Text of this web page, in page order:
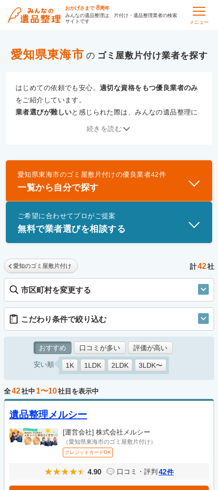
おかげさまで 8周年
みんなの遺品整理は、片付け・遺品整理業者の検索
サイトです
メニュー
愛知県東海市 の ゴミ屋敷片付け
はじめての依頼でも安心。適切な資格をもつ優良業者のみ
をご紹介しています。
業者選びが難しいと感じられた際は、みんなの遺品整理に
優良業者とは
一般財団法人遺品整理認定協会、および一般社団法
士」資格を持つ事業者のみ掲載しています。
続きを読む
愛知県東海市のゴミ屋敷片付けの優良業者42件
一覧から自分で探す
ご希望に合わせてプロがご提案
無料で業者選びを相談する
愛知のゴミ屋敷片付け 計42社
市区町村を変更する
こだわり条件で絞り込む
おすすめ 口コミが多い 評価が高い
安い順 1K 1LDK 2LDK 3LDK〜
全42社中 1〜10社目を表示中
遺品整理メルシー
[運営会社] 株式会社メルシー
（愛知県東海市のゴミ屋敷片付け）
クレジットカードOK
4.90 口コミ・評判 42件